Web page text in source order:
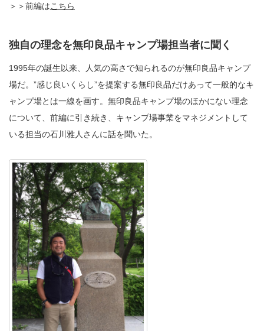
＞＞前編はこちら
独自の理念を無印良品キャンプ場担当者に聞く
1995年の誕生以来、人気の高さで知られるのが無印良品キャンプ
場だ。”感じ良いくらし”を提案する無印良品だけあって一般的なキ
ャンプ場とは一線を画す。無印良品キャンプ場のほかにない理念
について、前編に引き続き、キャンプ場事業をマネジメントして
いる担当の石川雅人さんに話を聞いた。